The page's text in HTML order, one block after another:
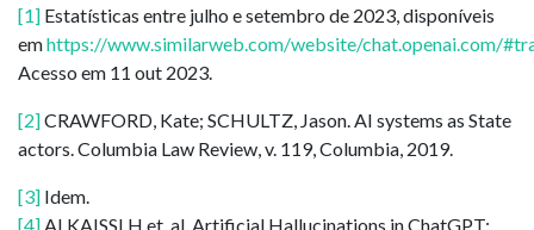
[1] Estatísticas entre julho e setembro de 2023, disponíveis
emhttps://www.similarweb.com/website/chat.openai.com/
Acesso em 11 out 2023.
[2]CRAWFORD, Kate; SCHULTZ, Jason. AI systems as State
actors. Columbia Law Review, v. 119, Columbia, 2019.
[3] Idem.
[4]ALKAISSI H et. al. Artificial Hallucinations in ChatGPT: